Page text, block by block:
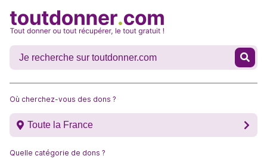
Où cherchez-vous des dons ?
Toute la France
Quelle catégorie de dons ?